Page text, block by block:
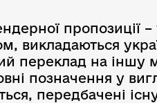
пропозиції
викладаються
переклад на іншу
позначення у
передбачені